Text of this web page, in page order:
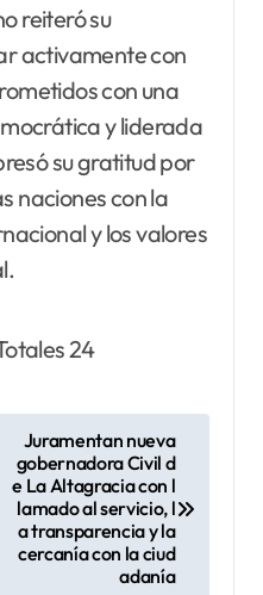
reiteró su
activamente con
con una
y liderada
su gratitud por
naciones con la
y los valores
24
Juramentan nueva
gobernadora Civil d
e La Altagracia con l
lamado al servicio, l
a transparencia y la
cercanía con la ciud
adanía